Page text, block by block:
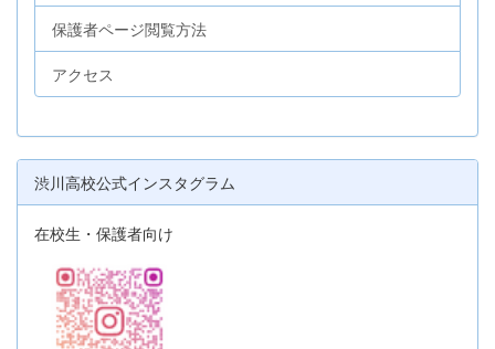
保護者ページ閲覧方法
アクセス
渋川高校公式インスタグラム
在校生・保護者向け